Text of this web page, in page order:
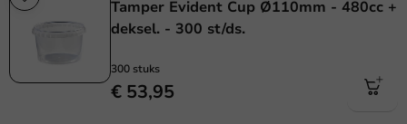
Tamper Evident Cup Ø110mm - 480cc +
deksel. - 300 st/ds.
300 stuks
€ 53,95